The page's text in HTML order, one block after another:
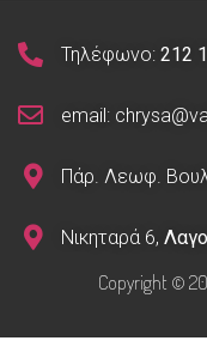
Τηλέφωνο:212
email:
Πάρ. Λεωφ.
Νικηταρά 6,
Copyright ©